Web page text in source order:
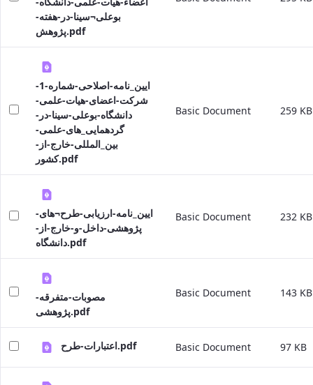
بوعلی¬سینا-در-هفته-
پژوهش.pdf
ایین_نامه-اصلاحی-شماره-1-
شرکت-اعضای-هیات-علمی-
دانشگاه-بوعلی-سینا-در-
گردهمایی_های-علمی-
بین_المللی-خارج-از-
کشور.pdf
Basic Document 259 KB
ایین_نامه-ارزیابی-طرح¬های-
پژوهشی-داخل-و-خارج-از-
دانشگاه.pdf
Basic Document 232 KB
مصوبات-متفرقه-
پژوهشی.pdf
Basic Document 143 KB
اعتبارات-طرح.pdf Basic Document 97 KB